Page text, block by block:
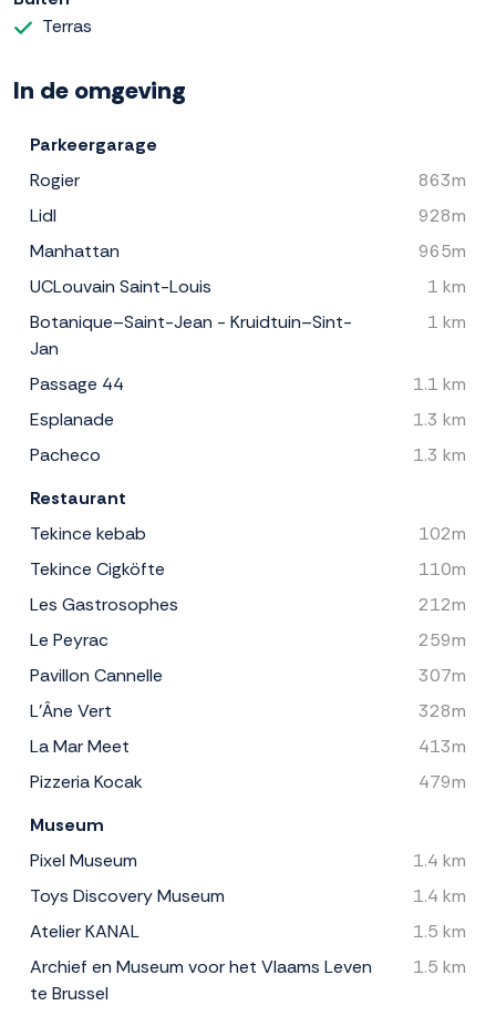
Terras
In de omgeving
Parkeergarage
Rogier
863m
Lidl
928m
Manhattan
965m
UCLouvain Saint-Louis
1 km
Botanique–Saint-Jean - Kruidtuin–Sint-
Jan
1 km
Passage 44
1.1 km
Esplanade
1.3 km
Pacheco
1.3 km
Restaurant
Tekince kebab
102m
Tekince Cigköfte
110m
Les Gastrosophes
212m
Le Peyrac
259m
Pavillon Cannelle
307m
L'Âne Vert
328m
La Mar Meet
413m
Pizzeria Kocak
479m
Museum
Pixel Museum
1.4 km
Toys Discovery Museum
1.4 km
Atelier KANAL
1.5 km
Archief en Museum voor het Vlaams Leven
te Brussel
1.5 km